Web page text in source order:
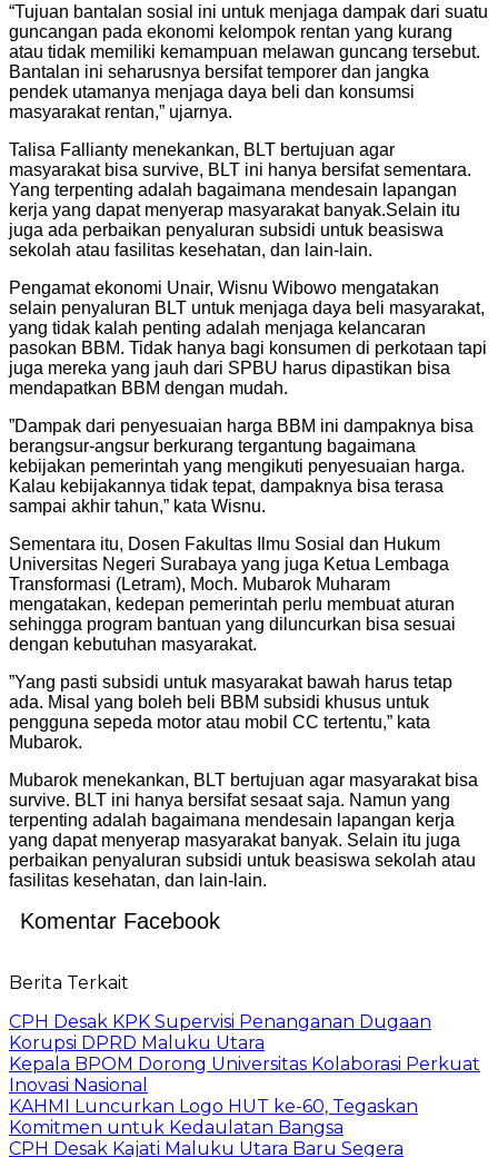
“Tujuan bantalan sosial ini untuk menjaga dampak dari suatu
guncangan pada ekonomi kelompok rentan yang kurang
atau tidak memiliki kemampuan melawan guncang tersebut.
Bantalan ini seharusnya bersifat temporer dan jangka
pendek utamanya menjaga daya beli dan konsumsi
masyarakat rentan,” ujarnya.
Talisa Fallianty menekankan, BLT bertujuan agar
masyarakat bisa survive, BLT ini hanya bersifat sementara.
Yang terpenting adalah bagaimana mendesain lapangan
kerja yang dapat menyerap masyarakat banyak.Selain itu
juga ada perbaikan penyaluran subsidi untuk beasiswa
sekolah atau fasilitas kesehatan, dan lain-lain.
Pengamat ekonomi Unair, Wisnu Wibowo mengatakan
selain penyaluran BLT untuk menjaga daya beli masyarakat,
yang tidak kalah penting adalah menjaga kelancaran
pasokan BBM. Tidak hanya bagi konsumen di perkotaan tapi
juga mereka yang jauh dari SPBU harus dipastikan bisa
mendapatkan BBM dengan mudah.
”Dampak dari penyesuaian harga BBM ini dampaknya bisa
berangsur-angsur berkurang tergantung bagaimana
kebijakan pemerintah yang mengikuti penyesuaian harga.
Kalau kebijakannya tidak tepat, dampaknya bisa terasa
sampai akhir tahun,” kata Wisnu.
Sementara itu, Dosen Fakultas Ilmu Sosial dan Hukum
Universitas Negeri Surabaya yang juga Ketua Lembaga
Transformasi (Letram), Moch. Mubarok Muharam
mengatakan, kedepan pemerintah perlu membuat aturan
sehingga program bantuan yang diluncurkan bisa sesuai
dengan kebutuhan masyarakat.
”Yang pasti subsidi untuk masyarakat bawah harus tetap
ada. Misal yang boleh beli BBM subsidi khusus untuk
pengguna sepeda motor atau mobil CC tertentu,” kata
Mubarok.
Mubarok menekankan, BLT bertujuan agar masyarakat bisa
survive. BLT ini hanya bersifat sesaat saja. Namun yang
terpenting adalah bagaimana mendesain lapangan kerja
yang dapat menyerap masyarakat banyak. Selain itu juga
perbaikan penyaluran subsidi untuk beasiswa sekolah atau
fasilitas kesehatan, dan lain-lain.
Komentar Facebook
Berita Terkait
CPH Desak KPK Supervisi Penanganan Dugaan
Korupsi DPRD Maluku Utara
Kepala BPOM Dorong Universitas Kolaborasi Perkuat
Inovasi Nasional
KAHMI Luncurkan Logo HUT ke-60, Tegaskan
Komitmen untuk Kedaulatan Bangsa
CPH Desak Kajati Maluku Utara Baru Segera